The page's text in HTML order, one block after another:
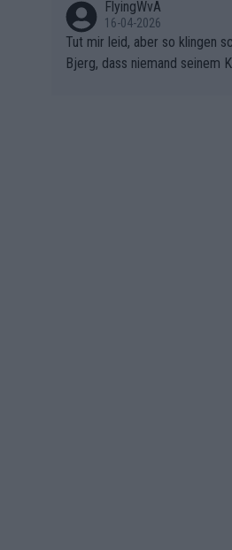
FlyingWvA
16-04-2026
Tut mir leid, aber so klingen
Bjerg, dass niemand seinem